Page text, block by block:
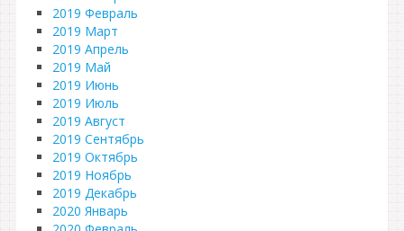
2019 Февраль
2019 Март
2019 Апрель
2019 Май
2019 Июнь
2019 Июль
2019 Август
2019 Сентябрь
2019 Октябрь
2019 Ноябрь
2019 Декабрь
2020 Январь